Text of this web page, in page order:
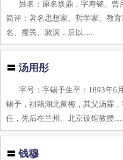
姓名：原名焕鼎，字寿铭。曾
简评：著名思想家、哲学家、教
名、瘦民、漱溟，后以......
〓汤用彤
字号：字锡予生卒：1893年6
锡予，祖籍湖北黄梅，其父汤霖
任，先后在兰州、北京设馆教授
〓钱穆